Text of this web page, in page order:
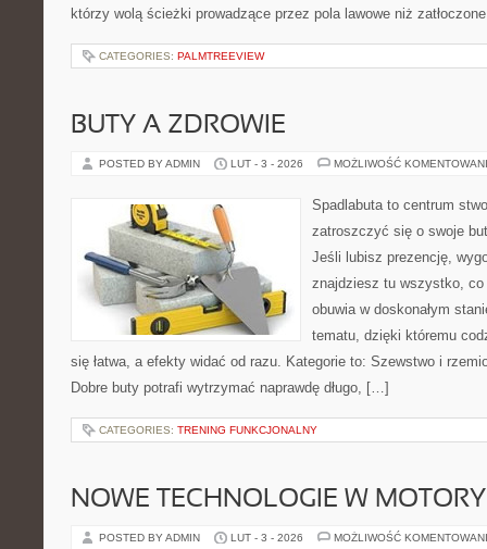
którzy wolą ścieżki prowadzące przez pola lawowe niż
CATEGORIES: PALMTREEVIEW
BUTY A ZDROWIE
POSTED BY ADMIN LUT - 3 - 2026 MOŻLIWOŚĆ
Spadlabuta to centrum
zatroszczyć się o swoje
Jeśli lubisz prezencję,
znajdziesz tu wszystko, co
obuwia w doskonałym
tematu, dzięki któremu
się łatwa, a efekty widać od razu. Kategorie to: Szewstwo i
Dobre buty potrafi wytrzymać naprawdę długo, […]
CATEGORIES: TRENING FUNKCJONALNY
NOWE TECHNOLOGIE W
POSTED BY ADMIN LUT - 3 - 2026 MOŻLIWOŚĆ